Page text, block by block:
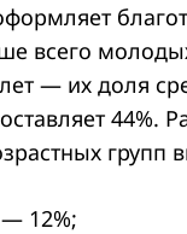
всего
— их доля
44%.
групп
— 12%;